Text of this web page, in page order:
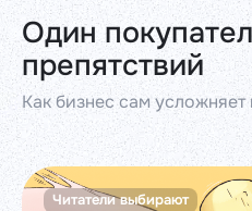
Один
препятствий
Как бизнес сам усложняет
Читатели выбирают